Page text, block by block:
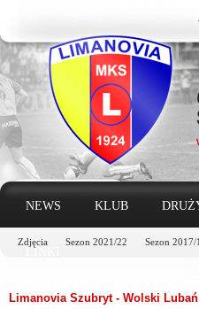
NEWS KLUB
Zdjęcia Sezon 2021/22 Sezon 2017/
LINKI
Limanovia Szubryt - Wolski